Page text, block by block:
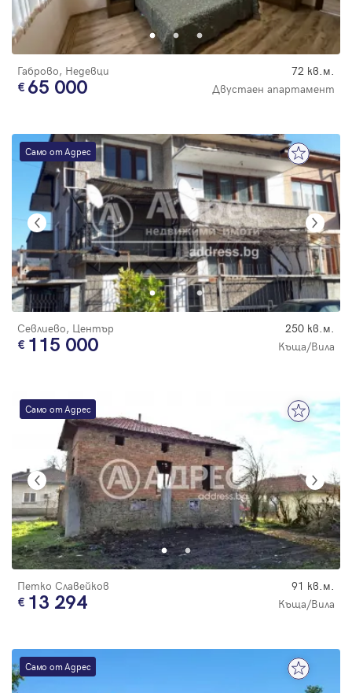
Габрово, Недевци 72 кв.м.
65 000 Двустаен апартамент
Само от Адрес
Севлиево, Център 250 кв.м.
115 000 Къща/Вила
Само от Адрес
Петко Славейков 91 кв.м.
13 294 Къща/Вила
Само от Адрес
Парола
Забравена парола
Регистрация